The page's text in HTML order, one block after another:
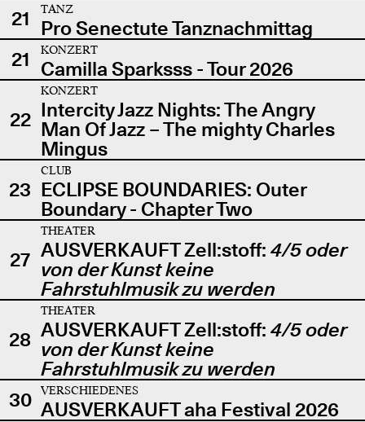
21
TANZ
Pro Senectute Tanznachmittag
21
KONZERT
Camilla Sparksss - Tour 2026
22
KONZERT
Intercity Jazz Nights: The Angry
Man Of Jazz – The mighty Charles
Mingus
23
CLUB
ECLIPSE BOUNDARIES: Outer
Boundary - Chapter Two
27
THEATER
AUSVERKAUFT Zell:stoff: 4/5 oder
von der Kunst keine
Fahrstuhlmusik zu werden
28
THEATER
AUSVERKAUFT Zell:stoff: 4/5 oder
von der Kunst keine
Fahrstuhlmusik zu werden
30
VERSCHIEDENES
AUSVERKAUFT aha Festival 2026